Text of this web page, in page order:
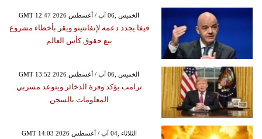
GMT 12:47 2026 الخميس ,06 آب / أغسطس
فيفا يجدد دعمه لإنفانتينو ويقر بأخطاء مشروع
بيع حقوق كأس العالم
GMT 13:52 2026 الخميس ,06 آب / أغسطس
ترامب يؤكد وفرة الذخائر ويتوعد مسربي
المعلومات بالسجن
GMT 14:03 2026 الثلاثاء ,04 آب / أغسطس